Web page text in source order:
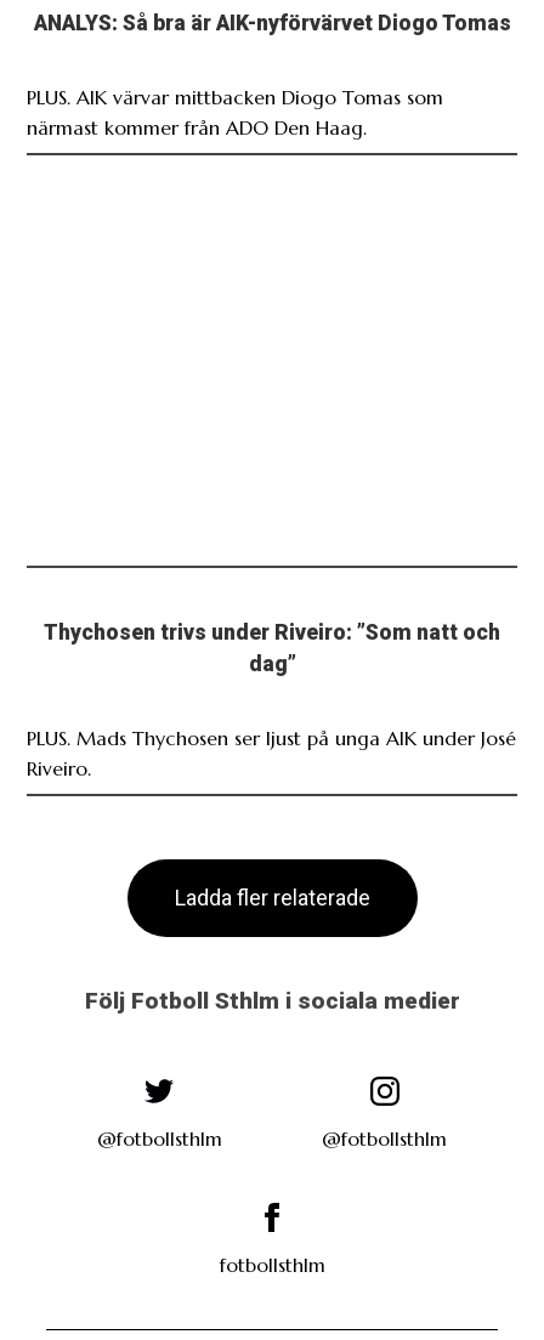
ANALYS: Så bra är AIK-nyförvärvet Diogo Tomas
PLUS. AIK värvar mittbacken Diogo Tomas som
närmast kommer från ADO Den Haag.
Thychosen trivs under Riveiro: ”Som natt och
dag”
PLUS. Mads Thychosen ser ljust på unga AIK under José
Riveiro.
Ladda fler relaterade
Följ Fotboll Sthlm i sociala medier
@fotbollsthlm @fotbollsthlm
fotbollsthlm